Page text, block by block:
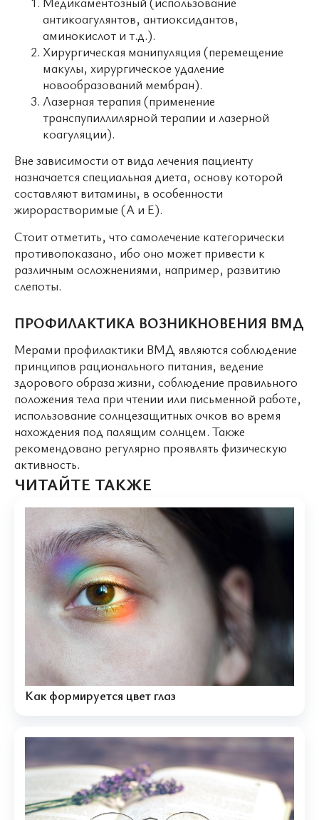
антикоагулянтов, антиоксидантов,
аминокислот и т.д.).
Хирургическая манипуляция (перемещение
макулы, хирургическое удаление
новообразований мембран).
Лазерная терапия (применение
транспупиллилярной терапии и лазерной
коагуляции).
Вне зависимости от вида лечения пациенту
назначается специальная диета, основу которой
составляют витамины, в особенности
жирорастворимые (А и Е).
Стоит отметить, что самолечение категорически
противопоказано, ибо оно может привести к
различным осложнениями, например, развитию
слепоты.
ПРОФИЛАКТИКА ВОЗНИКНОВЕНИЯ ВМД
Мерами профилактики ВМД являются соблюдение
принципов рационального питания, ведение
здорового образа жизни, соблюдение правильного
положения тела при чтении или письменной работе,
использование солнцезащитных очков во время
нахождения под палящим солнцем. Также
рекомендовано регулярно проявлять физическую
активность.
ЧИТАЙТЕ ТАКЖЕ
Как формируется цвет глаз